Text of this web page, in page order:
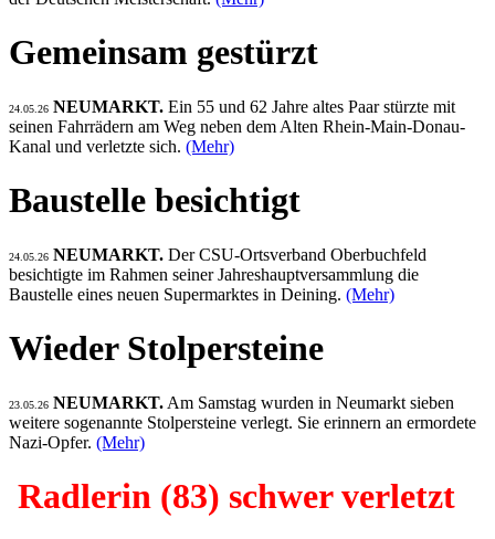
Gemeinsam gestürzt
24.05.26 NEUMARKT. Ein 55 und 62 Jahre altes Paar stürzte mit
seinen Fahrrädern am Weg neben dem Alten Rhein-Main-Donau-
Kanal und verletzte sich. (Mehr)
Baustelle besichtigt
24.05.26 NEUMARKT. Der CSU-Ortsverband Oberbuchfeld
besichtigte im Rahmen seiner Jahreshauptversammlung die
Baustelle eines neuen Supermarktes in Deining. (Mehr)
Wieder Stolpersteine
23.05.26 NEUMARKT. Am Samstag wurden in Neumarkt sieben
weitere sogenannte Stolpersteine verlegt. Sie erinnern an ermordete
Nazi-Opfer. (Mehr)
Radlerin (83) schwer verletzt